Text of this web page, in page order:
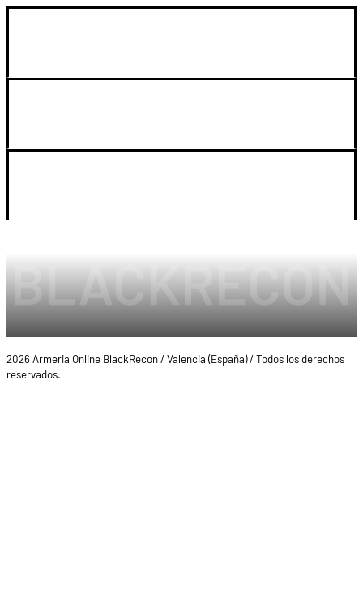
2026 Armeria Online BlackRecon / Valencia (España) / Todos los derechos
reservados.